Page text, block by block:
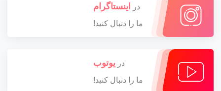
در اینستاگرام
ما را دنبال کنید!
در یوتوب
ما را دنبال کنید!